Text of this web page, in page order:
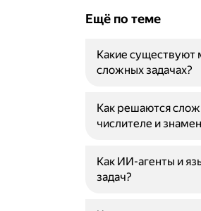
Ещё по теме
Какие существуют
сложных задачах?
Как решаются
числителе и
Как ИИ-агенты и
задач?